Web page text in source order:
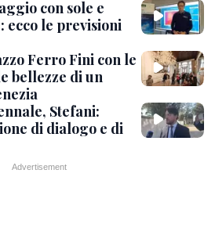
con sole e
ecco le previsioni
Ferro Fini con le
bellezze di un
Stefani:
di dialogo e di